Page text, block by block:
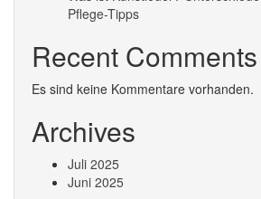
Pflege-Tipps
Recent Comments
Es sind keine Kommentare vorhanden.
Archives
Juli 2025
Juni 2025